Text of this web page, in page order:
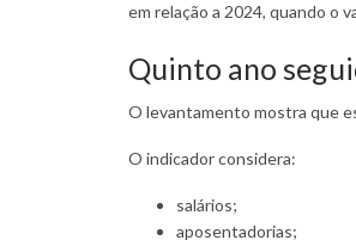
em relação a 2024, quando o
Quinto ano
O levantamento mostra que
O indicador considera:
salários;
aposentadorias;